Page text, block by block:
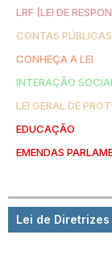
LRF (LEI DE
CONTAS PÚBLICAS
CONHEÇA A LEI
INTERAÇÃO
LEI GERAL DE
EDUCAÇÃO
EMENDAS
Lei de